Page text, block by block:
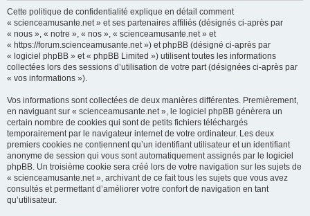
Cette politique de confidentialité explique en détail comment
« scienceamusante.net » et ses partenaires affiliés (désignés ci-après par
« nous », « notre », « nos », « scienceamusante.net » et
« https://forum.scienceamusante.net ») et phpBB (désigné ci-après par
« logiciel phpBB » et « phpBB Limited ») utilisent toutes les informations
collectées lors des sessions d’utilisation de votre part (désignées ci-après par
« vos informations »).
Vos informations sont collectées de deux manières différentes. Premièrement,
en naviguant sur « scienceamusante.net », le logiciel phpBB génèrera un
certain nombre de cookies qui sont de petits fichiers téléchargés
temporairement par le navigateur internet de votre ordinateur. Les deux
premiers cookies ne contiennent qu’un identifiant utilisateur et un identifiant
anonyme de session qui vous sont automatiquement assignés par le logiciel
phpBB. Un troisième cookie sera créé lors de votre navigation sur les sujets de
« scienceamusante.net », archivant de ce fait tous les sujets que vous avez
consultés et permettant d’améliorer votre confort de navigation en tant
qu’utilisateur.